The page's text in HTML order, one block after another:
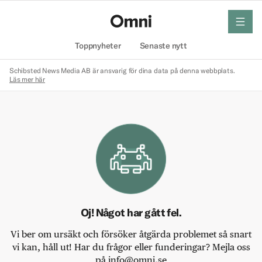
Toppnyheter Senaste nytt
meny
Schibsted News Media AB är ansvarig för dina data på denna webbplats.
Läs mer här
Oj! Något har gått fel.
Vi ber om ursäkt och försöker åtgärda problemet så snart
vi kan, håll ut! Har du frågor eller funderingar? Mejla oss